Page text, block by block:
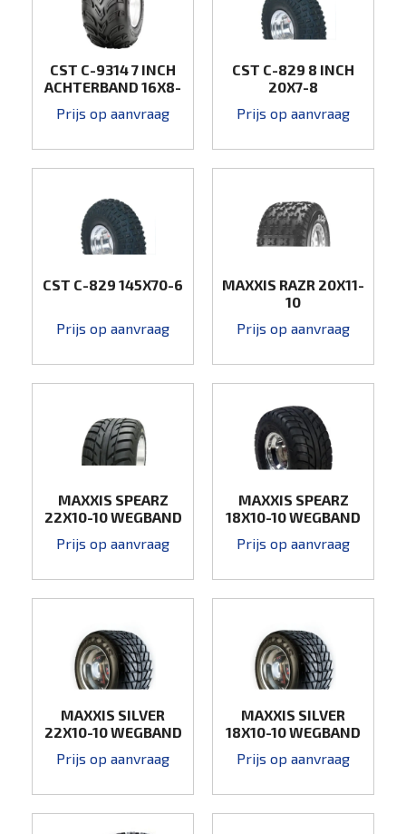
CST C-9314 7 INCH
ACHTERBAND 16X8-
Prijs op aanvraag
CST C-829 8 INCH
20X7-8
Prijs op aanvraag
CST C-829 145X70-6
Prijs op aanvraag
MAXXIS RAZR 20X11-
10
Prijs op aanvraag
MAXXIS SPEARZ
22X10-10 WEGBAND
Prijs op aanvraag
MAXXIS SPEARZ
18X10-10 WEGBAND
Prijs op aanvraag
MAXXIS SILVER
22X10-10 WEGBAND
Prijs op aanvraag
MAXXIS SILVER
18X10-10 WEGBAND
Prijs op aanvraag